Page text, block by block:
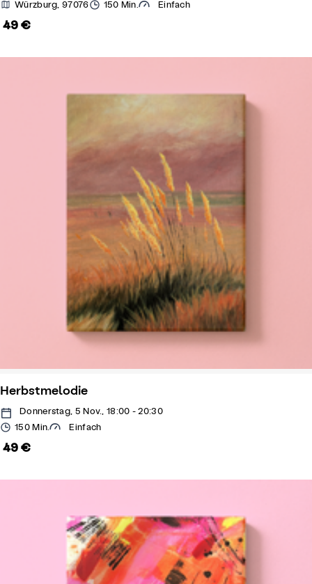
Würzburg, 97076
150 Min. Einfach
49 €
Herbstmelodie
Donnerstag, 5 Nov., 18:00 - 20:30
150 Min.
Einfach
49 €